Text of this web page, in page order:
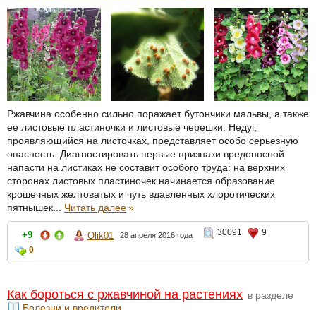
Ржавчина особенно сильно поражает бутончики мальвы, а также
ее листовые пластиночки и листовые черешки. Недуг,
проявляющийся на листочках, представляет особо серьезную
опасность. Диагностировать первые признаки вредоносной
напасти на листиках не составит особого труда: на верхних
сторонах листовых пластиночек начинается образование
крошечных желтоватых и чуть вдавленных хлоротических
пятнышек... Читать далее»
+9 Olik01 28 апреля 2016 года 30091
9
0
Как бороться с ржавчиной на растениях в разделе